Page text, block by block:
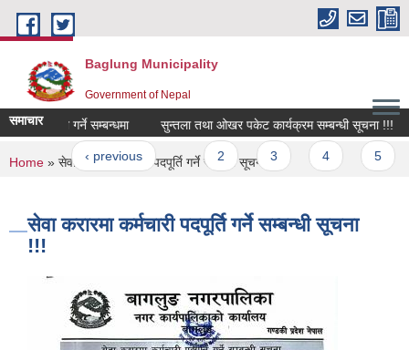
Skip to main content
Baglung Municipality
Government of Nepal
समाचारपेश गर्ने सम्बन्धमा सुन्तला तथा ओखर पकेट कार्यक्रम सम्बन्धी सूचना !!!
‹ previous … 2 3
You are here
Home » सेवा करारमा कर्मचारी पदपूर्ति गर्ने सम्बन्धी सूचना !!!
सेवा करारमा कर्मचारी पदपूर्ति गर्ने सम्बन्धी सूचना
!!!